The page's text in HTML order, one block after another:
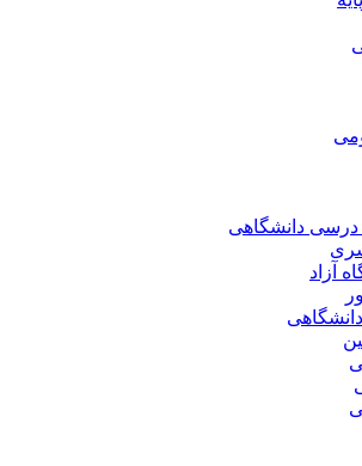
درسی دانشگاهی
آزاد